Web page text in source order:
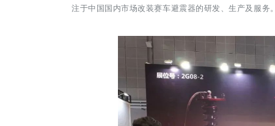
注于中国国内市场改装赛车避震器的研发、生产及服务。